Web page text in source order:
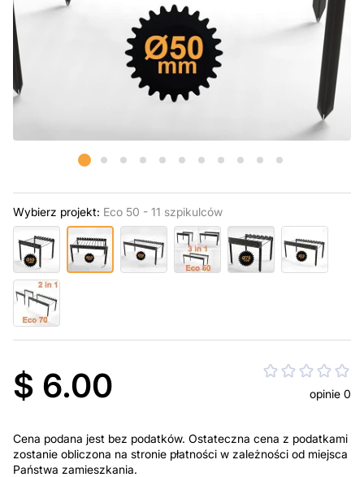
Wybierz projekt: Eco 50 - 11 szpikulców
$ 6.00 opinie 0
Cena podana jest bez podatków. Ostateczna cena z podatkami
zostanie obliczona na stronie płatności w zależności od miejsca
Państwa zamieszkania.